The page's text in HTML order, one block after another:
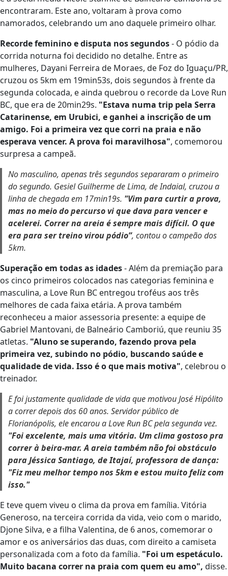
encontraram. Este ano, voltaram à prova como
namorados, celebrando um ano daquele primeiro olhar.
Recorde feminino e disputa nos segundos- O pódio da
corrida noturna foi decidido no detalhe. Entre as
mulheres, Dayani Ferreira de Moraes, de Foz do Iguaçu/PR,
cruzou os 5km em 19min53s, dois segundos à frente da
segunda colocada, e ainda quebrou o recorde da Love Run
BC, que era de 20min29s. "Estava numa trip pela Serra
Catarinense, em Urubici, e ganhei a inscrição de um
amigo. Foi a primeira vez que corri na praia e não
esperava vencer. A prova foi maravilhosa", comemorou
surpresa a campeã.
No masculino, apenas três segundos separaram o primeiro
do segundo. Gesiel Guilherme de Lima, de Indaial, cruzou a
linha de chegada em 17min19s. "Vim para curtir a prova,
mas no meio do percurso vi que dava para vencer e
acelerei. Correr na areia é sempre mais difícil. O que
era para ser treino virou pódio”, contou o campeão dos
5km.
Superação em todas as idades- Além da premiação para
os cinco primeiros colocados nas categorias feminina e
masculina, a Love Run BC entregou troféus aos três
melhores de cada faixa etária. A prova também
reconheceu a maior assessoria presente: a equipe de
Gabriel Mantovani, de Balneário Camboriú, que reuniu 35
atletas. "Aluno se superando, fazendo prova pela
primeira vez, subindo no pódio, buscando saúde e
qualidade de vida. Isso é o que mais motiva", celebrou o
treinador.
E foi justamente qualidade de vida que motivou José Hipólito
a correr depois dos 60 anos. Servidor público de
Florianópolis, ele encarou a Love Run BC pela segunda vez.
"Foi excelente, mais uma vitória. Um clima gostoso pra
correr à beira-mar. A areia também não foi obstáculo
para Jéssica Santiago, de Itajaí, professora de dança:
"Fiz meu melhor tempo nos 5km e estou muito feliz com
isso."
E teve quem viveu o clima da prova em família. Vitória
Generoso, na terceira corrida da vida, veio com o marido,
Djone Silva, e a filha Valentina, de 6 anos, comemorar o
amor e os aniversários das duas, com direito a camiseta
personalizada com a foto da família. "Foi um espetáculo.
Muito bacana correr na praia com quem eu amo", disse.